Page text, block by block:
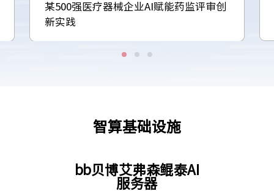
某500强医疗器械企业AI赋能药监评审创
新实践
智算基础设施
bb贝博艾弗森鲲泰AI
服务器